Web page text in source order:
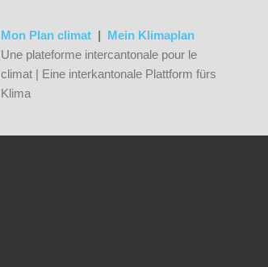
Mon Plan climat| Mein Klimaplan
Une plateforme intercantonale pour le
climat | Eine interkantonale Plattform fürs
Klima